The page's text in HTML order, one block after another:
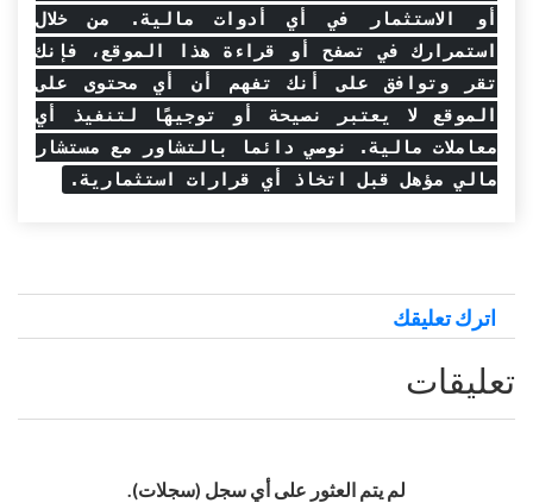
أو الاستثمار في أي أدوات مالية. من خلال
استمرارك في تصفح أو قراءة هذا الموقع، فإنك
تقر وتوافق على أنك تفهم أن أي محتوى على
الموقع لا يعتبر نصيحة أو توجيهًا لتنفيذ أي
معاملات مالية. نوصي دائما بالتشاور مع مستشار
مالي مؤهل قبل اتخاذ أي قرارات استثمارية.
اترك تعليقك
تعليقات
لم يتم العثور على أي سجل (سجلات).